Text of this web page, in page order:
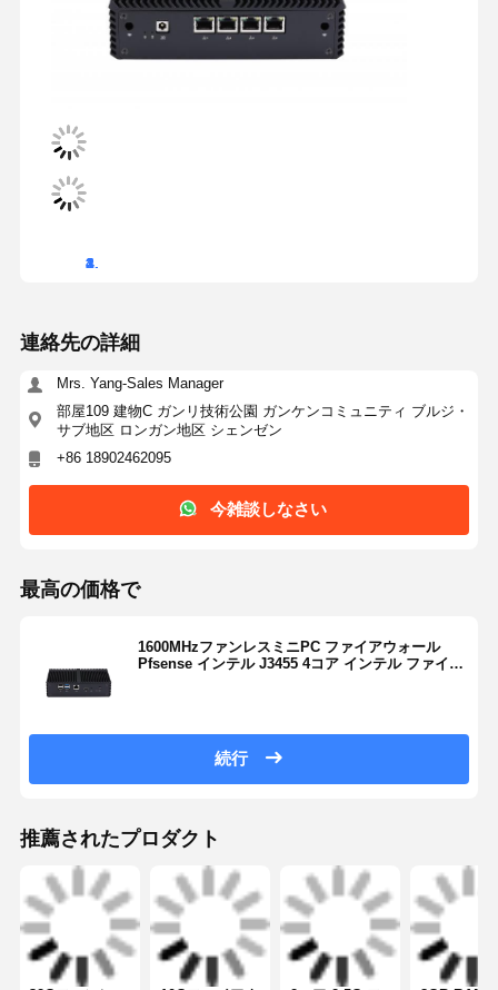
Mrs. Yang-Sales Manager
+86 18902462095
最高の価格で
1600MHzファンレスミニPC ファイアウォール
Pfsense インテル J3455 4コア インテル ファイア
ウォール ギガビット LAN
続行